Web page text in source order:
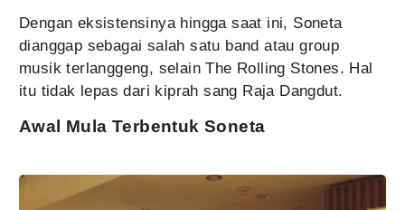
Dengan eksistensinya hingga saat ini, Soneta
dianggap sebagai salah satu band atau group
musik terlanggeng, selain The Rolling Stones. Hal
itu tidak lepas dari kiprah sang Raja Dangdut.
Awal Mula Terbentuk Soneta